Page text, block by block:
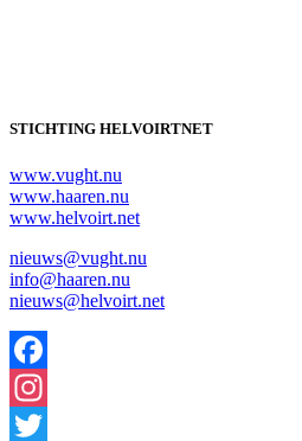
STICHTING HELVOIRTNET
www.vught.nu
www.haaren.nu
www.helvoirt.net
nieuws@vught.nu
info@haaren.nu
nieuws@helvoirt.net
Facebook
Instagram